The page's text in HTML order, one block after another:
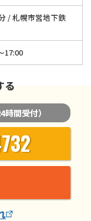
/ 札幌市営地下鉄
17:00
る
時間受付）